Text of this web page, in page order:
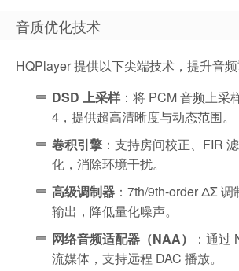
音质优化技术
HQPlayer 提供以下尖端技术，提升音频
DSD 上采样 ：将 PCM 音频上采
4，提供超高清晰度与动态范围。
卷积引擎 ：支持房间校正、FIR
化，消除环境干扰。
高级调制器 ：7th/9th-order ΔΣ
输出，降低量化噪声。
网络音频适配器（NAA）
：通过
流媒体，支持远程 DAC 播放。